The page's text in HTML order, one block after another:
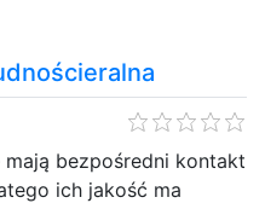
bezpośredni kontakt
ich jakość ma